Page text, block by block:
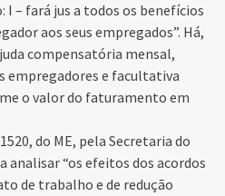
– fará jus a todos os benefícios
aos seus empregados”. Há,
compensatória mensal,
empregadores e facultativa
o valor do faturamento em
do ME, pela Secretaria do
analisar “os efeitos dos acordos
de trabalho e de redução